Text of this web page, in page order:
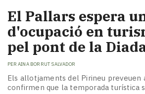
El Pallars espera
d'ocupació en
pel pont de la
PER AINA BORRUT SALVADOR
Els allotjaments del Pirineu preveuen
confirmen que la temporada turística